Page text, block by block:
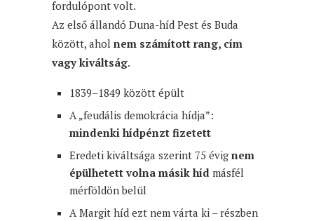
fordulópont volt.
Az első állandó Duna-híd Pest és Buda
között, ahol nem számított rang, cím
vagy kiváltság.
1839–1849 között épült
A „feudális demokrácia hídja”:
mindenki hídpénzt fizetett
Eredeti kiváltsága szerint 75 évig nem
épülhetett volna másik híd másfél
mérföldön belül
A Margit híd ezt nem várta ki – részben